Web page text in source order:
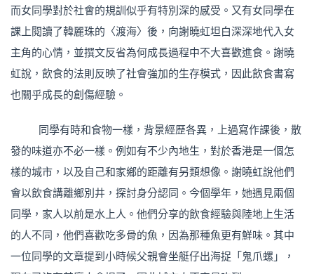
而女同學對於社會的規訓似乎有特別深的感受。又有女同學在
課上閱讀了韓麗珠的〈渡海〉後，向謝曉虹坦白深深地代入女
主角的心情，並撰文反省為何成長過程中不大喜歡進食。謝曉
虹說，飲食的法則反映了社會強加的生存模式，因此飲食書寫
也關乎成長的創傷經驗。
同學有時和食物一樣，背景經歷各異，上過寫作課後，散
發的味道亦不必一樣。例如有不少內地生，對於香港是一個怎
樣的城市，以及自己和家鄉的距離有另類想像。謝曉虹說他們
會以飲食講離鄉別井，探討身分認同。今個學年，她遇見兩個
同學，家人以前是水上人。他們分享的飲食經驗與陸地上生活
的人不同，他們喜歡吃多骨的魚，因為那種魚更有鮮味。其中
一位同學的文章提到小時候父親會坐艇仔出海捉「鬼爪螺」，